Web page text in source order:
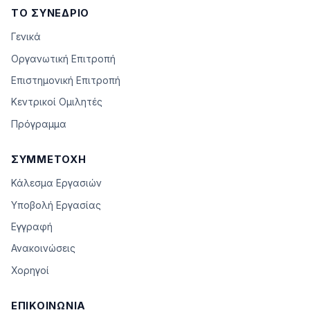
ΤΟ ΣΥΝΈΔΡΙΟ
Γενικά
Οργανωτική Επιτροπή
Επιστημονική Επιτροπή
Κεντρικοί Ομιλητές
Πρόγραμμα
ΣΥΜΜΕΤΟΧΉ
Κάλεσμα Εργασιών
Υποβολή Εργασίας
Εγγραφή
Ανακοινώσεις
Χορηγοί
ΕΠΙΚΟΙΝΩΝΊΑ